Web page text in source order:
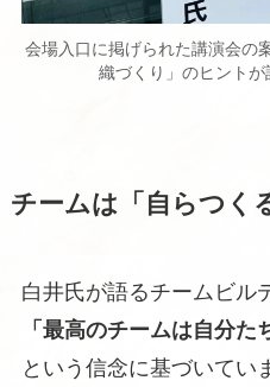
会場入口に掲げられた講演会の
織づくり」のヒントが
チームは「自らつく
白井氏が語るチームビル
「最高のチームは自分た
という信念に基づいてい